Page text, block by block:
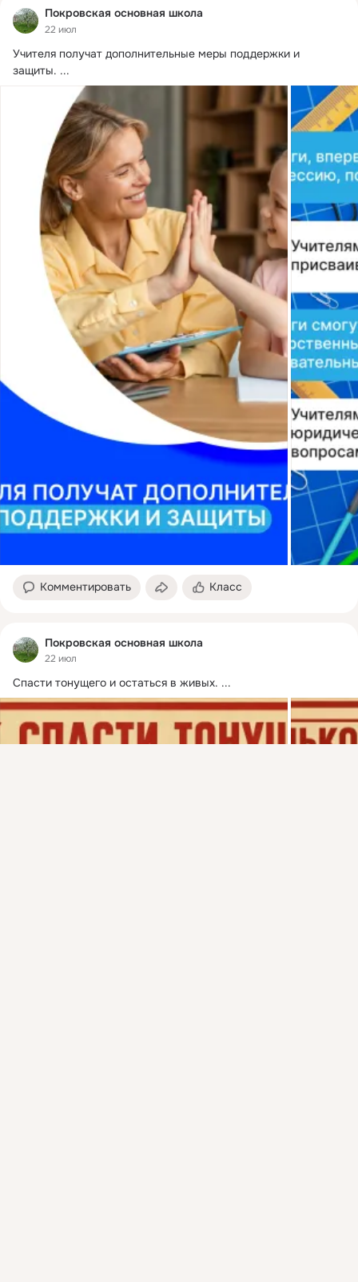
Покровская основная школа
22 июл
Учителя получат дополнительные меры поддержки и
защиты. ...
Комментировать Класс
Покровская основная школа
22 июл
Спасти тонущего и остаться в живых. ...